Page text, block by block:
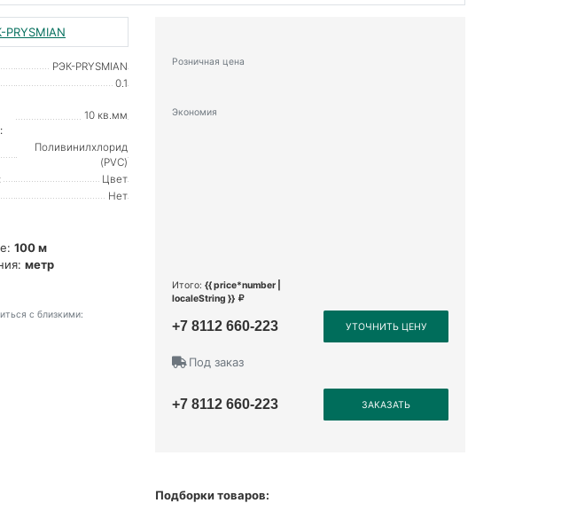
РЭК-PRYSMIAN
0.1
10 кв.мм
Поливинилхлорид
(PVC)
Цвет
Нет
100 м
метр
с близкими:
Розничная цена
Экономия
Итого: {{ price*number |
localeString }}
+7 8112 660-223 УТОЧНИТЬ ЦЕНУ
Под заказ
+7 8112 660-223 ЗАКАЗАТЬ
Подборки товаров: